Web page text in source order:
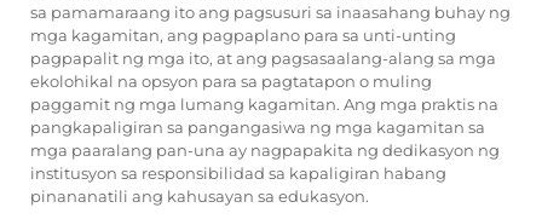
sa pamamaraang ito ang pagsusuri sa inaasahang buhay ng
mga kagamitan, ang pagpaplano para sa unti-unting
pagpapalit ng mga ito, at ang pagsasaalang-alang sa mga
ekolohikal na opsyon para sa pagtatapon o muling
paggamit ng mga lumang kagamitan. Ang mga praktis na
pangkapaligiran sa pangangasiwa ng mga kagamitan sa
mga paaralang pan-una ay nagpapakita ng dedikasyon ng
institusyon sa responsibilidad sa kapaligiran habang
pinananatili ang kahusayan sa edukasyon.